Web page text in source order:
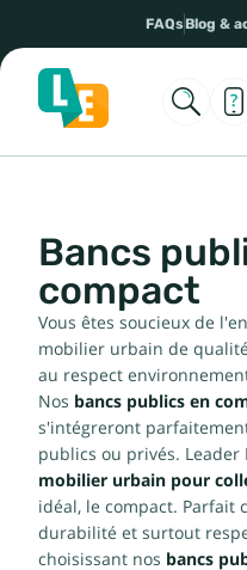
FAQsBlog &
Bancs
compact
Vous êtes soucieux de
mobilier urbain de
au respect
Nos bancs publics en
s'intégreront
publics ou privés.
mobilier urbain pour
idéal, le compact. Parfait
durabilité et surtout
choisissant nos bancs